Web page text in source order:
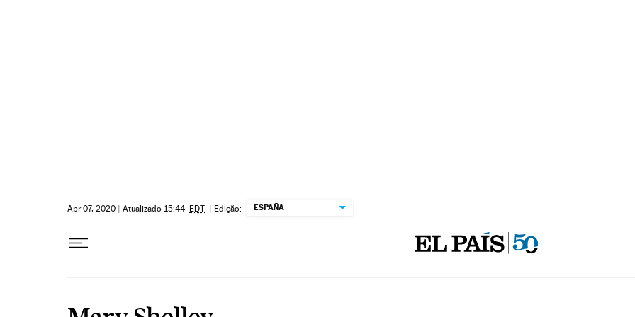
Apr 07, 2020 | Atualizado 15:44 EDT | Edição: ESPAÑA